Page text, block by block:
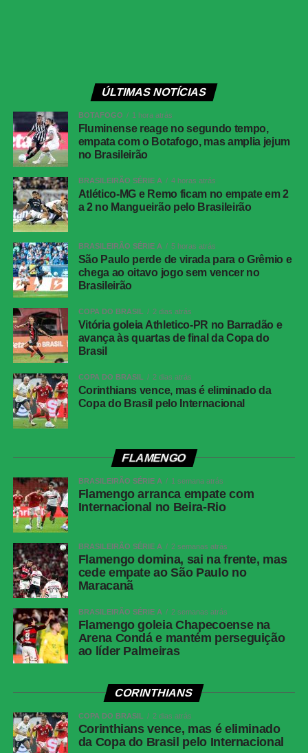
Próximos jogos
Fluminense x Bahia
Competição
: Campeonato Brasileiro – 21ª rodada
Data e horário:29 de julho de 2026 (quarta-feira), às
21h30 (de Brasília)
Local:Maracanã, no Rio de Janeiro (RJ)
Corinthians x Athletico-PR
Competição
Data e horário:30 de julho de 2026 (quinta-feira), às
19h30 (de Brasília)
Local:Neo Química Arena, em São Paulo (SP)
Atlético-MG e Remo ficam no empate em 2 a 2
no Mangueirão pelo Brasileirão
FICHA
TÉCNICA
Placar
Competição
Campeonato Brasileiro — 20ª rodada
Data
26 de julho de 2026, domingo
Horário
16h (de Brasília)
Local
Cartões
amarelos
Bahia: David Duarte, Rogério Ceni e Zé
Guilherme. Corinthians: Fabrizio Angileri,
Raniele, Breno Bidon e Allan.
Cartões
vermelhos
Árbitro
Ramon Abatti Abel (SC)
Assistentes
Alex dos Santos (SC) e Henrique Neu Ribeiro
VAR
Rodolpho Toski Marques (SC)
Gol do
Corinthians
Fabrizio Angileri, aos 7 minutos do primeiro
tempo
ÚLTIMAS NOTÍCIAS
BOTAFOGO 1 hora atrás
Fluminense reage no segundo tempo,
empata com o Botafogo, mas amplia jejum
no Brasileirão
BRASILEIRÃO SÉRIE A 4 horas atrás
Atlético-MG e Remo ficam no empate em 2
a 2 no Mangueirão pelo Brasileirão
BRASILEIRÃO SÉRIE A 5 horas atrás
São Paulo perde de virada para o Grêmio e
chega ao oitavo jogo sem vencer no
Brasileirão
COPA DO BRASIL 2 dias atrás
Vitória goleia Athletico-PR no Barradão e
avança às quartas de final da Copa do
Brasil
COPA DO BRASIL 2 dias atrás
Corinthians vence, mas é eliminado da
Copa do Brasil pelo Internacional
FLAMENGO
BRASILEIRÃO SÉRIE A 1 semana atrás
Flamengo arranca empate com
Internacional no Beira-Rio
BRASILEIRÃO SÉRIE A 2 semanas atrás
Flamengo domina, sai na frente, mas
cede empate ao São Paulo no
Maracanã
BRASILEIRÃO SÉRIE A 2 semanas atrás
Flamengo goleia Chapecoense na
Arena Condá e mantém perseguição
ao líder Palmeiras
CORINTHIANS
COPA DO BRASIL 2 dias atrás
Corinthians vence, mas é eliminado
da Copa do Brasil pelo Internacional